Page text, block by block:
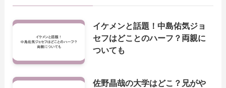
イケメンと話題！中島佑気ジョ
セフはどことのハーフ？両親に
ついても
佐野晶哉の大学はどこ？兄がや